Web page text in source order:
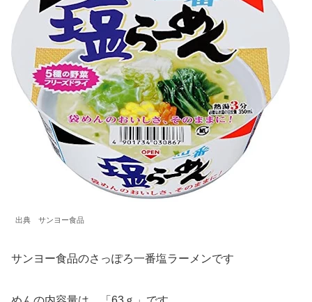
出典 サンヨー食品
サンヨー食品のさっぽろ一番塩ラーメンです